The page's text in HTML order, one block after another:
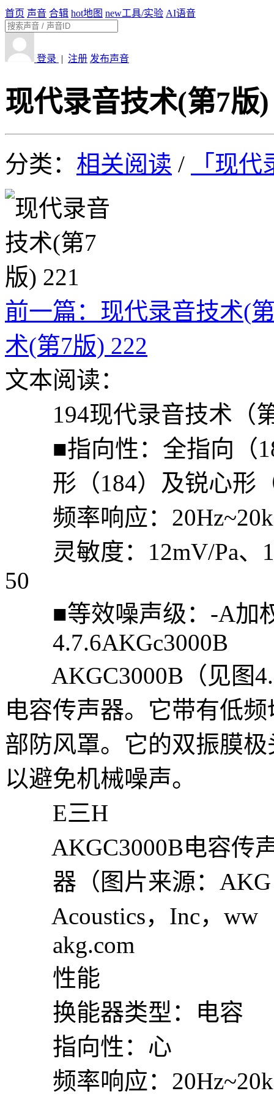
首页 声音 合辑 hot地图 new工具/实验 AI语音
登录 | 注册 发布声音
现代录音技术(第7版)
分类： 相关阅读 / 「现
前一篇：现代录音技术(
术(第7版) 222
文本阅读：
194现代录音技术（
■指向性：全指向（
形（184）及锐心形
频率响应：
灵敏度：12mV/Pa、
50
■等效噪声级：-A加权
4.7.6AKGc3000B
AKGC3000B（见图
电容传声器。它带有低
部防风罩。它的双振膜
以避免机械噪声。
E三H
AKGC3000B电容传
器（图片来源：AKG
Acoustics，Inc，ww
akg.com
性能
换能器类型：电容
指向性：心
频率响应：